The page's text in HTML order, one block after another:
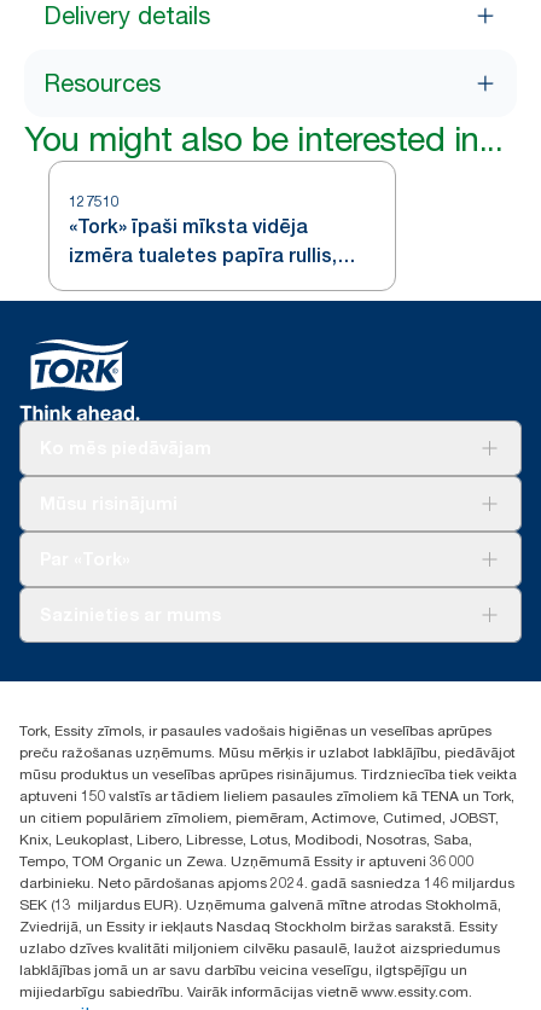
Delivery details
Resources
You might also be interested in...
127510
«Tork» īpaši mīksta vidēja
izmēra tualetes papīra rullis,
«Premium», 3 kārtas
+371 29141799
Atrast izplatītāju
Ulbrokas street 19A
Riga, Latvija
LV-1028
Tork, Essity zīmols, ir pasaules vadošais higiēnas un veselības aprūpes
preču ražošanas uzņēmums. Mūsu mērķis ir uzlabot labklājību, piedāvājot
mūsu produktus un veselības aprūpes risinājumus. Tirdzniecība tiek veikta
aptuveni 150 valstīs ar tādiem lieliem pasaules zīmoliem kā TENA un Tork,
un citiem populāriem zīmoliem, piemēram, Actimove, Cutimed, JOBST,
Knix, Leukoplast, Libero, Libresse, Lotus, Modibodi, Nosotras, Saba,
Tempo, TOM Organic un Zewa. Uzņēmumā Essity ir aptuveni 36 000
darbinieku. Neto pārdošanas apjoms 2024. gadā sasniedza 146 miljardus
SEK (13 miljardus EUR). Uzņēmuma galvenā mītne atrodas Stokholmā,
Zviedrijā, un Essity ir iekļauts Nasdaq Stockholm biržas sarakstā. Essity
uzlabo dzīves kvalitāti miljoniem cilvēku pasaulē, laužot aizspriedumus
labklājības jomā un ar savu darbību veicina veselīgu, ilgtspējīgu un
mijiedarbīgu sabiedrību. Vairāk informācijas vietnē www.essity.com.